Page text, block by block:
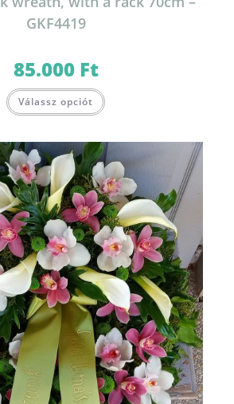
GKF4419
85.000 Ft
Válassz opciót